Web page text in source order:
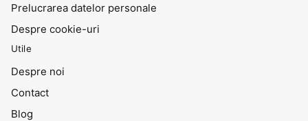
Prelucrarea datelor personale
Despre cookie-uri
Utile
Despre noi
Contact
Blog